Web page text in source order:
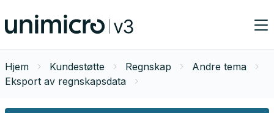
Hjem Kundestøtte Regnskap
Andre tema
Eksport av regnskapsdata